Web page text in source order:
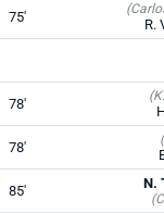
75' R.
78'
78'
85' N.